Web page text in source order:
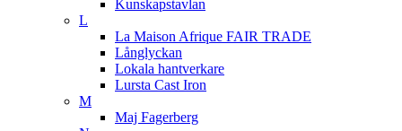
Kunskapstavlan
L
La Maison Afrique FAIR TRADE
Långlyckan
Lokala hantverkare
Lursta Cast Iron
M
Maj Fagerberg